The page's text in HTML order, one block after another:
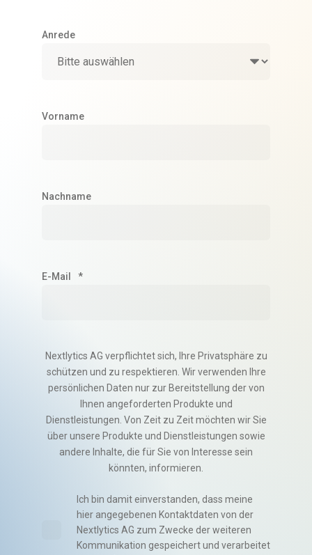
Anrede
Vorname
Nachname
E-Mail *
Nextlytics AG verpflichtet sich, Ihre Privatsphäre zu
schützen und zu respektieren. Wir verwenden Ihre
persönlichen Daten nur zur Bereitstellung der von
Ihnen angeforderten Produkte und
Dienstleistungen. Von Zeit zu Zeit möchten wir Sie
über unsere Produkte und Dienstleistungen sowie
andere Inhalte, die für Sie von Interesse sein
könnten, informieren.
Ich bin damit einverstanden, dass meine
hier angegebenen Kontaktdaten von der
Nextlytics AG zum Zwecke der weiteren
Kommunikation gespeichert und verarbeitet